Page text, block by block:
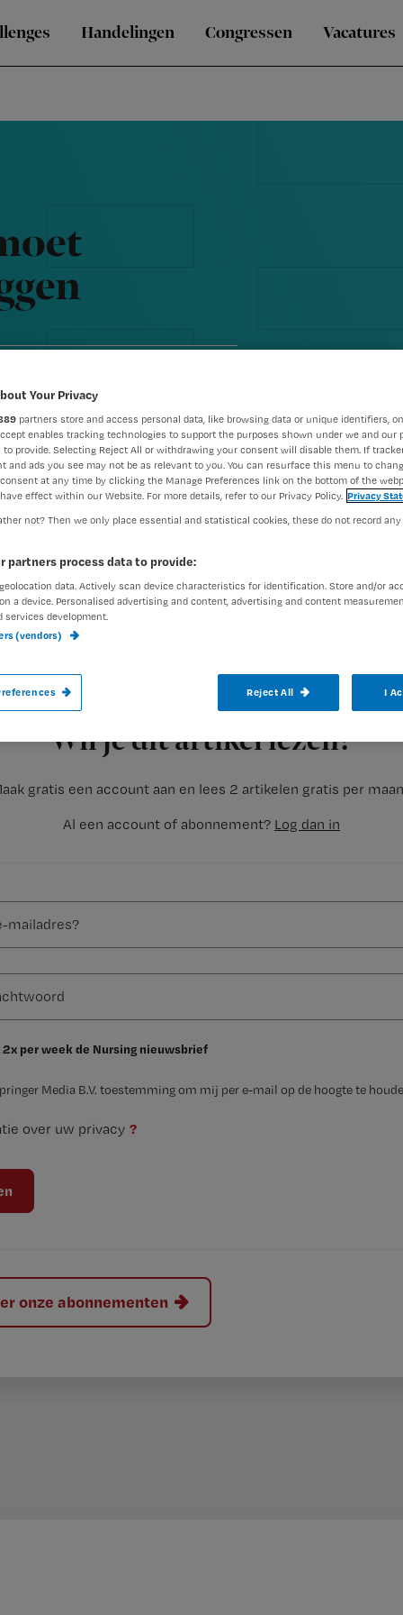
Handelingen Congressen Vacatures
Wil je dit artikel lezen?
gratis een account aan en lees 2 artikelen gratis per
Al een account of abonnement? Log dan in
2x per week de Nursing nieuwsbrief
Media B.V. toestemming om mij per e-mail op de hoogte te
over uw privacy ?
onze abonnementen
Verpleegkundigen zouden bij aantreden
bewijzen dat ze de ziekenhuisapotheek
toedienen van geneesmiddelen.
Your Privacy
partners store and access personal data, like browsing data or unique identifiers,
enables tracking technologies to support the purposes shown under we and our
to provide. Selecting Reject All or withdrawing your consent will disable them. If
and ads you see may not be as relevant to you. You can resurface this menu to
at any time by clicking the Manage Preferences link on the bottom of the
effect within our Website. For more details, refer to our Privacy Policy. Privacy
not? Then we only place essential and statistical cookies, these do not record
partners process data to provide:
data. Actively scan device characteristics for identification. Store and/or
a device. Personalised advertising and content, advertising and content
services development.
(vendors)
Reject All I